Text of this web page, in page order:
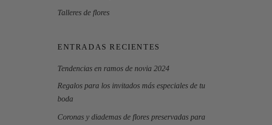
Talleres de flores
ENTRADAS RECIENTES
Tendencias en ramos de novia 2024
Regalos para los invitados más especiales de tu
boda
Coronas y diademas de flores preservadas para